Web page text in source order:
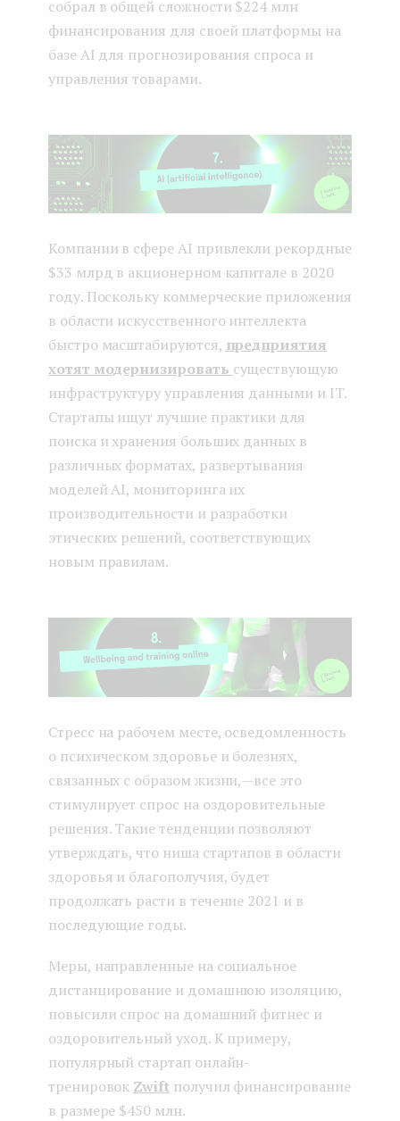
собрал в общей сложности $224 млн
финансирования для своей платформы на
базе AI для прогнозирования спроса и
управления товарами.
Компании в сфере AI привлекли рекордные
$33 млрд в акционерном капитале в 2020
году. Поскольку коммерческие приложения
в области искусственного интеллекта
быстро масштабируются, предприятия
хотят модернизировать существующую
инфраструктуру управления данными и IT.
Стартапы ищут лучшие практики для
поиска и хранения больших данных в
различных форматах, развертывания
моделей AI, мониторинга их
производительности и разработки
этических решений, соответствующих
новым правилам.
Стресс на рабочем месте, осведомленность
о психическом здоровье и болезнях,
связанных с образом жизни, — все это
стимулирует спрос на оздоровительные
решения. Такие тенденции позволяют
утверждать, что ниша стартапов в области
здоровья и благополучия, будет
продолжать расти в течение 2021 и в
последующие годы.
Меры, направленные на социальное
дистанцирование и домашнюю изоляцию,
повысили спрос на домашний фитнес и
оздоровительный уход. К примеру,
популярный стартап онлайн-
тренировок Zwiftполучил финансирование
в размере $450 млн.